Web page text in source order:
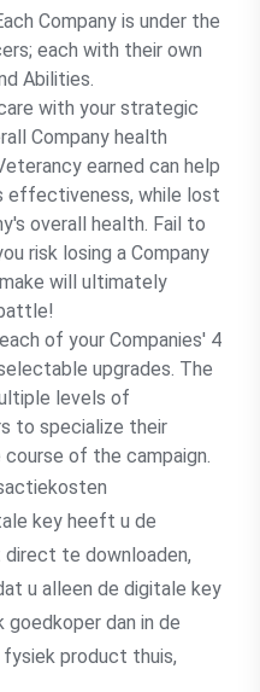
Company is under the
each with their own
Abilities.
with your strategic
Company health
earned can help
effectiveness, while lost
overall health. Fail to
risk losing a Company
will ultimately
of your Companies' 4
upgrades. The
levels of
to specialize their
of the campaign.
key heeft u de
te downloaden,
u alleen de digitale key
dan in de
product thuis,